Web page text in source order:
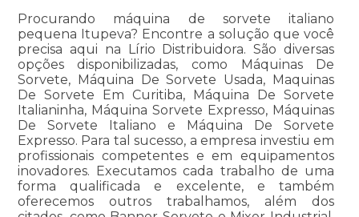
Procurando máquina de sorvete italiano
pequena Itupeva? Encontre a solução que você
precisa aqui na Lírio Distribuidora. São diversas
opções disponibilizadas, como Máquinas De
Sorvete, Máquina De Sorvete Usada, Maquinas
De Sorvete Em Curitiba, Máquina De Sorvete
Italianinha, Máquina Sorvete Expresso, Máquinas
De Sorvete Italiano e Máquina De Sorvete
Expresso. Para tal sucesso, a empresa investiu em
profissionais competentes e em equipamentos
inovadores. Executamos cada trabalho de uma
forma qualificada e excelente, e também
oferecemos outros trabalhamos, além dos